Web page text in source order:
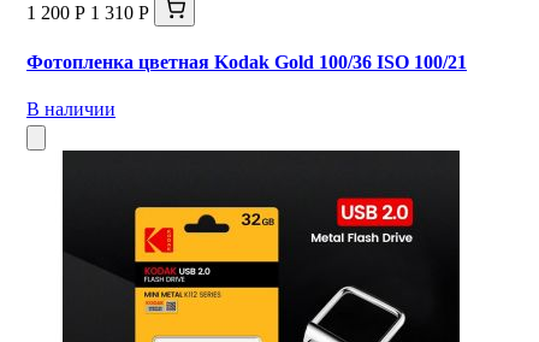
1 200 Р 1 310 Р
Фотопленка цветная Kodak Gold 100/36 ISO 100/21
В наличии